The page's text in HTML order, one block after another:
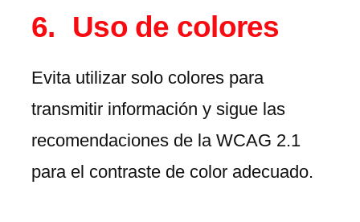
Uso de colores
Evita utilizar solo colores para
transmitir información y sigue las
recomendaciones de la WCAG 2.1
para el contraste de color adecuado.